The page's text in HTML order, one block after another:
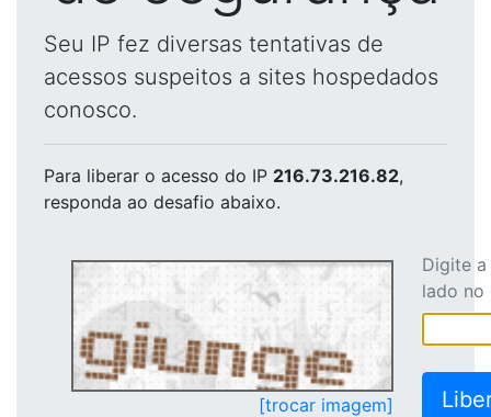
Seu IP fez diversas tentativas de
acessos suspeitos a sites hospedados
conosco.
Para liberar o acesso do IP 216.73.216.82,
responda ao desafio abaixo.
[trocar imagem]
Digite
lado no